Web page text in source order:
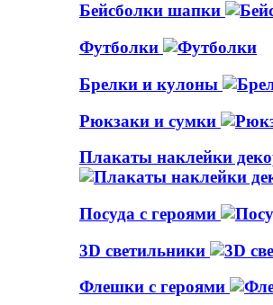
Бейсболки шапки
Футболки
Брелки и кулоны
Рюкзаки и сумки
Плакаты наклейки
Посуда с героями
3D светильники
Флешки с героями